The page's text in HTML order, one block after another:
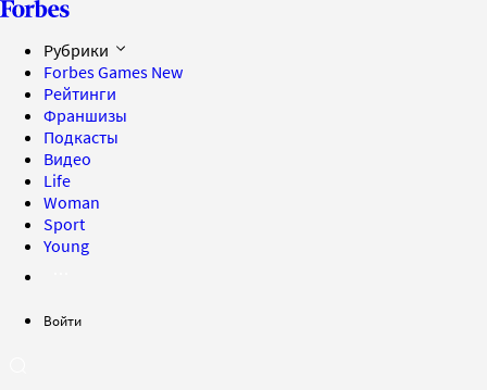
Рубрики
Forbes Games New
Рейтинги
Франшизы
Подкасты
Видео
Life
Woman
Sport
Young
Войти